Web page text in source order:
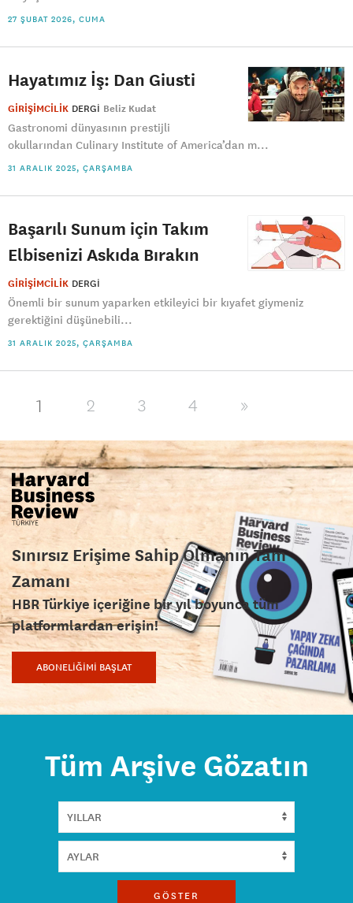
27 ŞUBAT 2026, CUMA
Hayatımız İş: Dan Giusti
GİRİŞİMCİLİK DERGI Beliz Kudat
Gastronomi dünyasının prestijli
okullarından Culinary Institute of America’dan m...
31 ARALIK 2025, ÇARŞAMBA
Başarılı Sunum için Takım
Elbisenizi Askıda Bırakın
GİRİŞİMCİLİK DERGI
Önemli bir sunum yaparken etkileyici bir kıyafet giymeniz
gerektiğini düşünebili...
31 ARALIK 2025, ÇARŞAMBA
1 2 3 4 »
Sınırsız Erişime Sahip Olmanın Tam
Zamanı
HBR Türkiye içeriğine bir yıl boyunca tüm
platformlardan erişin!
ABONELİĞİMİ BAŞLAT
Tüm Arşive Gözatın
GÖSTER